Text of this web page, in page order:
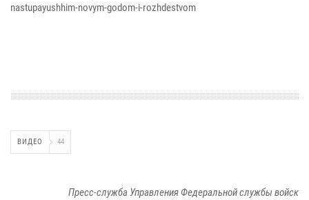
nastupayushhim-novym-godom-i-rozhdestvom
ВИДЕО 44
Пресс-служба Управления Федеральной службы войск